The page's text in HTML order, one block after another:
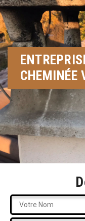
CHEMINÉE